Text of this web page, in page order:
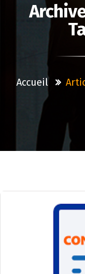
Accueil